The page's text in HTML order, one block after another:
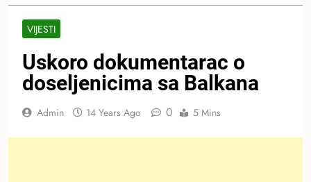
VIJESTI
Uskoro dokumentarac o
doseljenicima sa Balkana
Admin 14 Years Ago 0 5 Mins